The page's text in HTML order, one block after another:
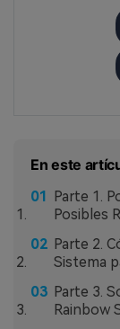
En este
Parte 1.
Posibles
Parte 2.
Sistema
Parte 3.
Rainbow